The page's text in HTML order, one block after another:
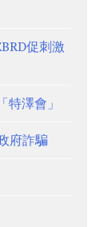
促刺激
澤會」
府詐騙